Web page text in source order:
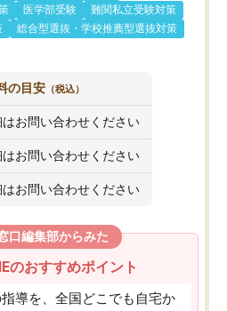
医学部受験
難関私立受験対策
総合型選抜・学校推薦型選抜対策
の目安 （税込）
はお問い合わせください
はお問い合わせください
はお問い合わせください
口編集部からみた
のおすすめポイント
導を、全国どこでも自宅か